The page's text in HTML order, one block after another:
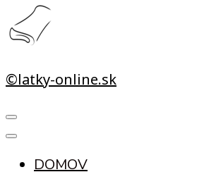
©latky-online.sk
DOMOV